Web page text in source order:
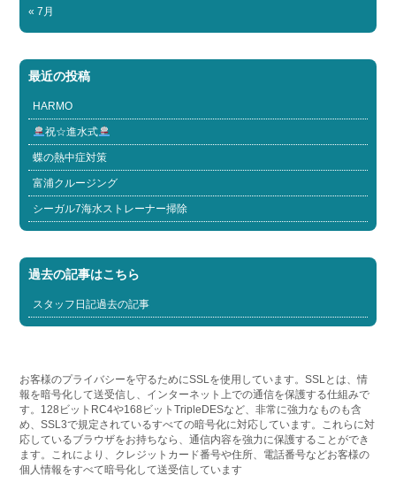
« 7月
最近の投稿
HARMO
祝☆進水式
蝶の熱中症対策
富浦クルージング
シーガル7海水ストレーナー掃除
過去の記事はこちら
スタッフ日記過去の記事
お客様のプライバシーを守るためにSSLを使用しています。SSLとは、情
報を暗号化して送受信し、インターネット上での通信を保護する仕組みで
す。128ビットRC4や168ビットTripleDESなど、非常に強力なものも含
め、SSL3で規定されているすべての暗号化に対応しています。これらに対
応しているブラウザをお持ちなら、通信内容を強力に保護することができ
ます。これにより、クレジットカード番号や住所、電話番号などお客様の
個人情報をすべて暗号化して送受信しています